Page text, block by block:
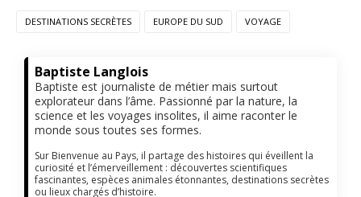
DESTINATIONS SECRÈTES EUROPE DU SUD VOYAGE
Baptiste Langlois
Baptiste est journaliste de métier mais surtout
explorateur dans l’âme. Passionné par la nature, la
science et les voyages insolites, il aime raconter le
monde sous toutes ses formes.
Sur Bienvenue au Pays, il partage des histoires qui éveillent la
curiosité et l’émerveillement : découvertes scientifiques
fascinantes, espèces animales étonnantes, destinations secrètes
ou lieux chargés d’histoire.